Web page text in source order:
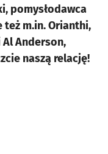
pomysłodawca
też m.in. Orianthi,
Anderson,
naszą relację!